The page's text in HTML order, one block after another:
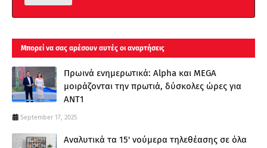
Μπορεί να σας αρέσουν αυτές οι αναρτήσεις
Πρωινά ενημερωτικά: Alpha και MEGA
μοιράζονται την πρωτιά, δύσκολες ώρες για
ΑΝΤ1
September 17, 2025
Αναλυτικά τα 15' νούμερα τηλεθέασης σε όλα